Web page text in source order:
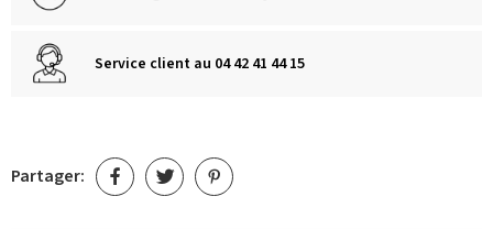
Service client au 04 42 41 44 15
Partager: